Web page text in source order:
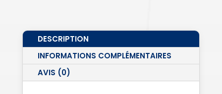
choisir
utiliser
DESCRIPTION
INFORMATIONS COMPLÉMENTAIRES
AVIS (0)